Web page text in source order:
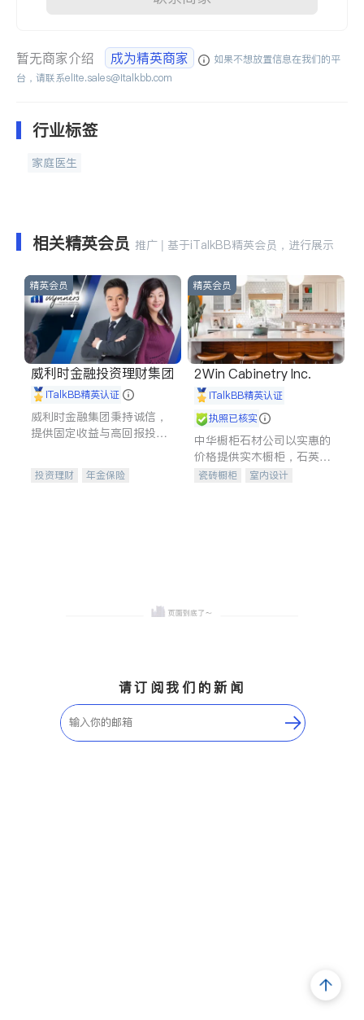
暂无商家介绍 成为精英商家
如果不想放置信息在我们的平
台，请联系elite.sales@italkbb.com
行业标签
家庭医生
相关精英会员 推广 | 基于iTalkBB精英会员，进行展示
精英会员
威利时金融投资理财集团
iTalkBB精英认证
威利时金融集团秉持诚信，
提供固定收益与高回报投资
合，助力客户实现目标
投资理财
年金保险
精英会员
2Win Cabinetry Inc.
iTalkBB精英认证
执照已核实
中华橱柜石材公司以实惠的
价格提供实木橱柜，石英石
台面，多种优质不锈钢水
瓷砖橱柜
室内设计
请订阅我们的新闻